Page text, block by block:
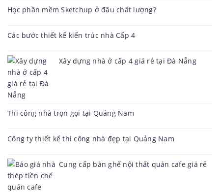
Học phần mềm Sketchup ở đâu chất lượng?
Các bước thiết kế kiến trúc nhà Cấp 4
Xây dựng nhà ở cấp 4 giá rẻ tại Đà Nẵng
Thi công nhà trọn gọi tại Quảng Nam
Công ty thiết kế thi công nhà đẹp tại Quảng Nam
Cung cấp bàn ghế nội thất quán cafe giá rẻ